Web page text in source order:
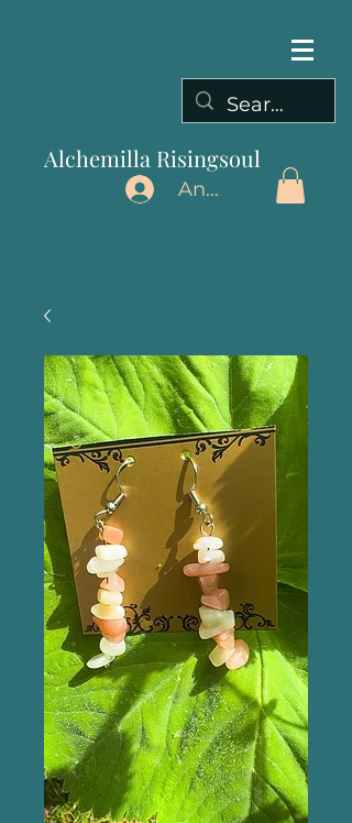
Alchemilla Risingsoul
Anmelden